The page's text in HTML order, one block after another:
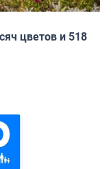
цветов и 518